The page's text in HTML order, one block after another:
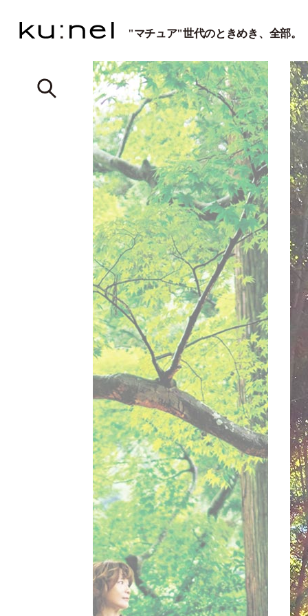
"マチュア"世代のときめき、全部。
子さん】23年ぶりに京都の
老舗旅館へ。ひとり、気ま
す旅のたのしみ。